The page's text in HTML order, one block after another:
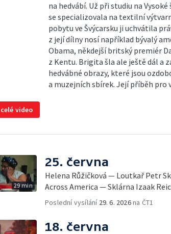
na hedvábí. Už při studiu na
se specializovala na textilní
pobytu ve Švýcarsku ji uchvátila
z její dílny nosí například bývalý
Obama, někdejší britský premiér
z Kentu. Brigita šla ale ještě dál a
hedvábné obrazy, které jsou
a muzejních sbírek. Její příběh pro
video
29 min
25. června
Helena Růžičková — Loutkař Petr
Across America — Sklárna Izaak
Poslední vysílání 29. 6. 2026na ČT1
18. června